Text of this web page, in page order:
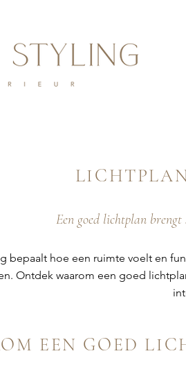
Een goed lichtplan
bepaalt hoe een ruimte voelt en
Ontdek waarom een goed
EEN GOED